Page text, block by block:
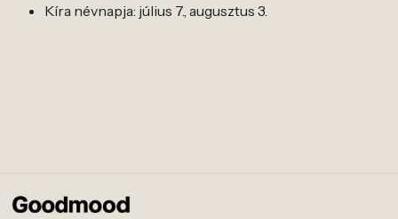
Kíra névnapja: július 7., augusztus 3.